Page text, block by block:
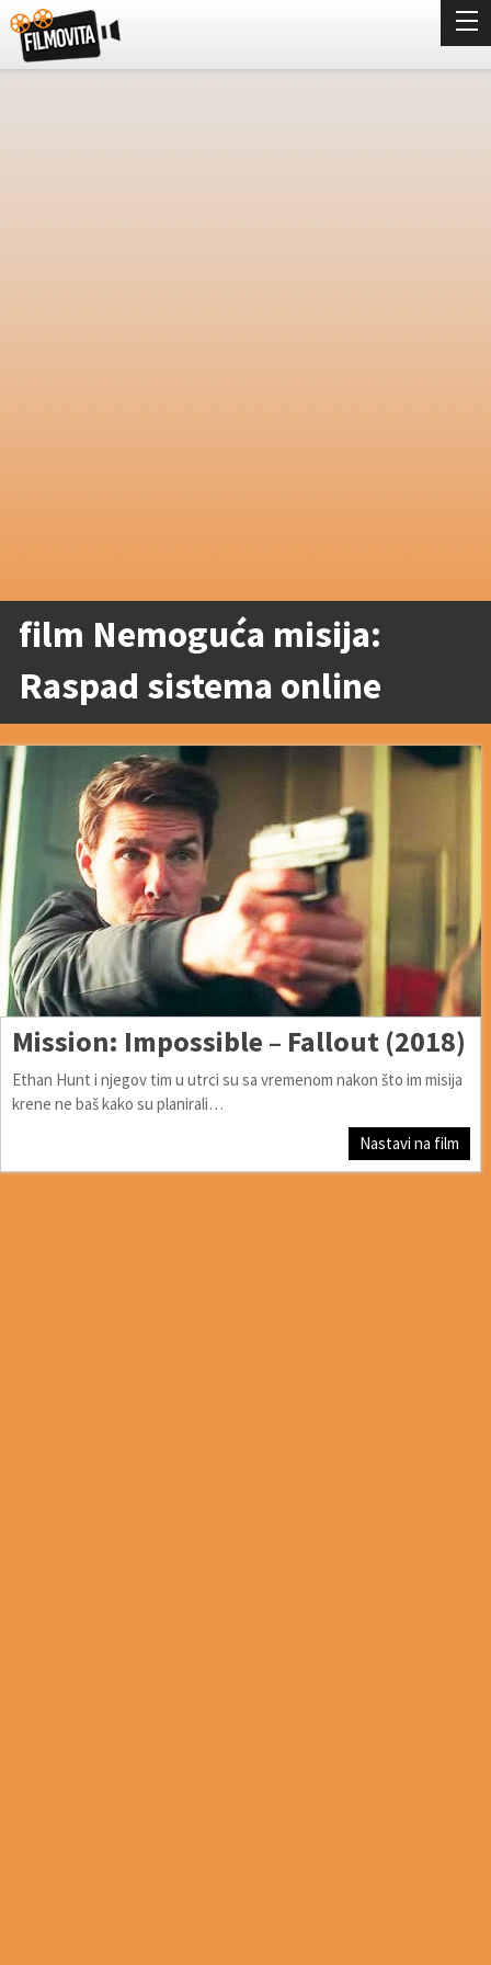
film Nemoguća misija:
Raspad sistema online
Mission: Impossible – Fallout (2018)
Ethan Hunt i njegov tim u utrci su sa vremenom nakon što im misija
krene ne baš kako su planirali…
Nastavi na film